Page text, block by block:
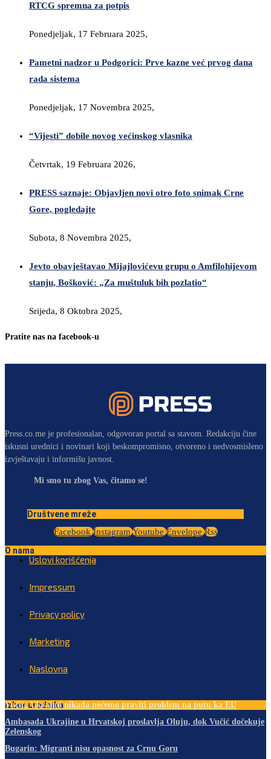
RTCG spremna za potpis
Ponedjeljak, 17 Februara 2025,
Pametni nadzor u Podgorici: Prve kazne već prvog dana
rada sistema
Ponedjeljak, 17 Novembra 2025,
“Vijesti” dobile novog većinskog vlasnika
Četvrtak, 19 Februara 2026,
PRESS saznaje: Objavljen novi otro foto snimak Crne
Gore, pogledajte
Subota, 8 Novembra 2025,
Jevto obavještavao Mijajlovićevu grupu o Amfilohijevom
stanju, Bošković: „Za muštuluk bih pozlatio“
Srijeda, 8 Oktobra 2025,
Pratite nas na facebook-u
Press.co.me je profesionalan, odgovoran portal sa stavom. Redakciju čine
iskusni urednici i novinari koji beskompromisno, otvoreno i nedvosmisleno
izvještavaju i informišu javnost.
Mi smo tu zbog Vas, čitamo se!
Društvene mreže
Facebook Instagram Youtube Envelope Rss
O nama
Uslovi korišćenja
Impressum
Privacy policy
Marketing
Naslovna
Izbor urednika
Vučić: Ukrajini nikada nećemo praviti problem na putu ka EU
Ambasada Ukrajine u Hrvatskoj proslavlja Oluju, dok Vučić dočekuje
Zelenskog
Bugarin: Migranti nisu opasnost za Crnu Goru